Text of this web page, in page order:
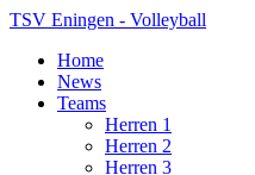
TSV Eningen - Volleyball
Home
News
Teams
Herren 1
Herren 2
Herren 3